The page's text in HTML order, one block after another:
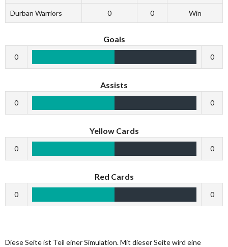
Durban Warriors 0 0 Win
Goals
0 0
Assists
0 0
Yellow Cards
0 0
Red Cards
0 0
Diese Seite ist Teil einer Simulation. Mit dieser Seite wird eine